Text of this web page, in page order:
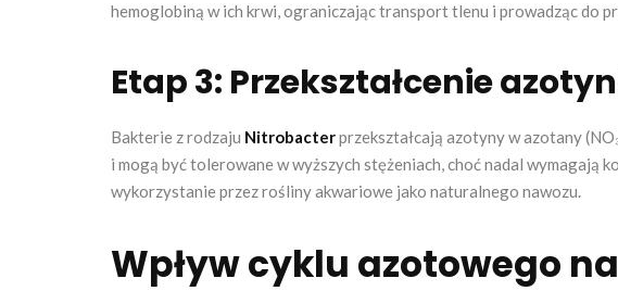
hemoglobiną w ich krwi, ograniczając transport tlenu i prowadząc do
Etap 3: Przekształcenie
Bakterie z rodzaju Nitrobacterprzekształcają azotyny w azotany
i mogą być tolerowane w wyższych stężeniach, choć nadal wymagają
wykorzystanie przez rośliny akwariowe jako naturalnego nawozu.
Wpływ cyklu azotowego